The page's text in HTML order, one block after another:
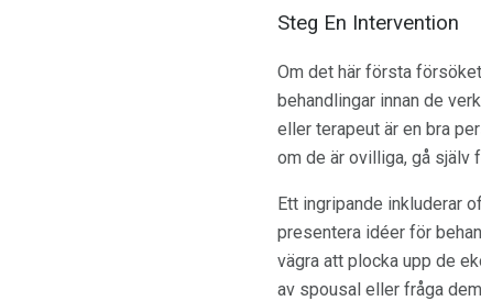
Steg En Intervention
Om det här första
behandlingar innan de
eller terapeut är en bra
om de är ovilliga, gå själv
Ett ingripande inkluderar
presentera idéer för
vägra att plocka upp de
av spousal eller fråga